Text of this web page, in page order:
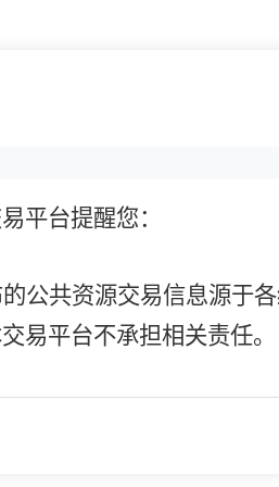
平台提醒您：
公共资源交易信息源于
易平台不承担相关责任。